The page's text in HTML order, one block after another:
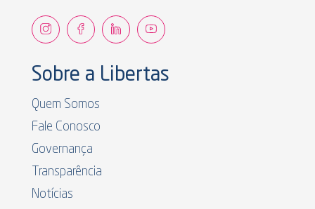
Sobre a Libertas
Quem Somos
Fale Conosco
Governança
Transparência
Notícias